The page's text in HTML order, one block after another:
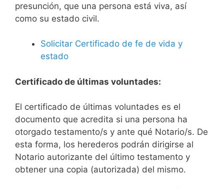
presunción, que una persona está viva, así
como su estado civil.
Solicitar Certificado de fe de vida y
estado
Certificado de últimas voluntades:
El certificado de últimas voluntades es el
documento que acredita si una persona ha
otorgado testamento/s y ante qué Notario/s. De
esta forma, los herederos podrán dirigirse al
Notario autorizante del último testamento y
obtener una copia (autorizada) del mismo.